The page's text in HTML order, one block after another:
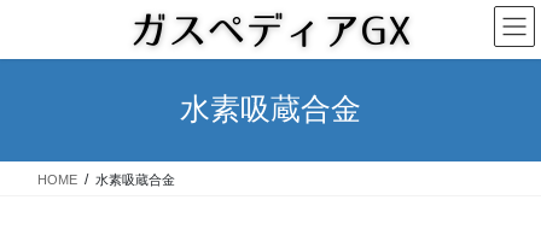
テ
ス
ゲ
ン
水素吸蔵合金
HOME 水素吸蔵合金